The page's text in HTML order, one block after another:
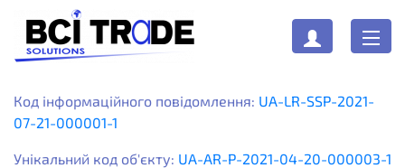
Код інформаційного повідомлення: UA-LR-SSP-2021-
07-21-000001-1
Унікальний код об'єкту: UA-AR-P-2021-04-20-000003-1